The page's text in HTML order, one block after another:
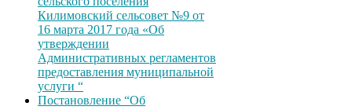
Килимовский сельсовет №9 от
16 марта 2017 года «Об
утверждении
Административных регламентов
предоставления муниципальной
услуги “
Постановление “Об